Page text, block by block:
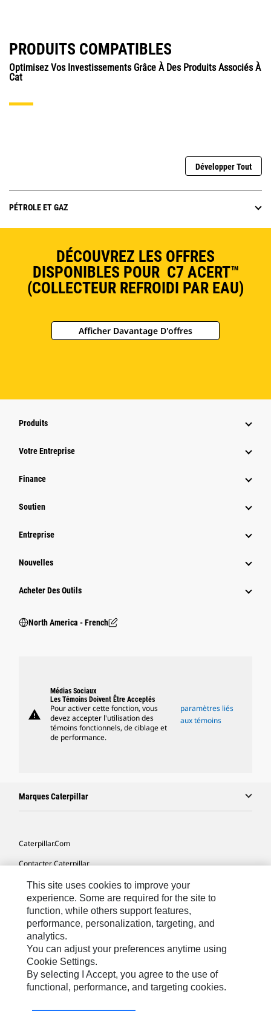
PRODUITS COMPATIBLES
Optimisez Vos Investissements Grâce À Des Produits Associés À
Cat
Développer Tout
PÉTROLE ET GAZ
DÉCOUVREZ LES OFFRES
DISPONIBLES POUR C7 ACERT™
(COLLECTEUR REFROIDI PAR EAU)
Afficher Davantage D'offres
Produits
Votre Entreprise
Finance
Soutien
Entreprise
Nouvelles
Acheter Des Outils
North America - French
warning
Médias Sociaux
Les Témoins Doivent Être Acceptés
Pour activer cette fonction, vous
devez accepter l'utilisation des
témoins fonctionnels, de ciblage et
de performance.
paramètres liés
aux témoins
Marques Caterpillar
Caterpillar.com
Contacter Caterpillar
Mes Préférences Marketing
Plan Du Site
Cookie Settings
Légales
Confidentialité
This site uses cookies to improve your
experience. Some are required for the site to
function, while others support features,
performance, personalization, targeting, and
analytics.
You can adjust your preferences anytime using
Cookie Settings.
By selecting I Accept, you agree to the use of
functional, performance, and targeting cookies.